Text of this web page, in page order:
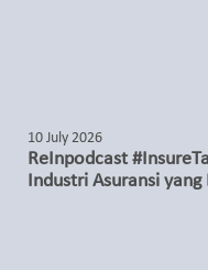
10 July 2026
ReInpodcast
Industri Asuransi yang